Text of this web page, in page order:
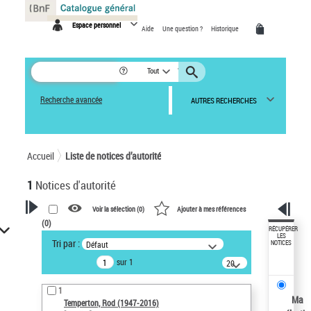
Espace personnel Aide Une question ? Historique
Tout
Recherche avancée AUTRES RECHERCHES
Accueil Liste de notices d’autorité
1 Notices d'autorité
VOTRE RECHERCHE
Recherche avancée dans les
notices d’autorité
Œuvres liées à l'auteur :
Temperton, Rod (1947-2016)
Voir la sélection (0) Ajouter à mes références
(0)
Tri par : Défaut
sur 1
20
résultats/page
1
Temperton, Rod (1947-2016)
RÉCUPÉRER
LES
NOTICES
Ma
Panneau de gestion des cookies